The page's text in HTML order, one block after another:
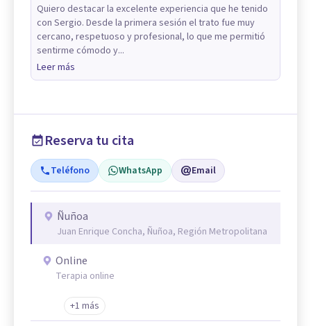
Quiero destacar la excelente experiencia que he tenido
con Sergio. Desde la primera sesión el trato fue muy
cercano, respetuoso y profesional, lo que me permitió
sentirme cómodo y...
Leer más
Reserva tu cita
Teléfono WhatsApp Email
Ñuñoa
Juan Enrique Concha, Ñuñoa, Región Metropolitana
Online
Terapia online
+1 más